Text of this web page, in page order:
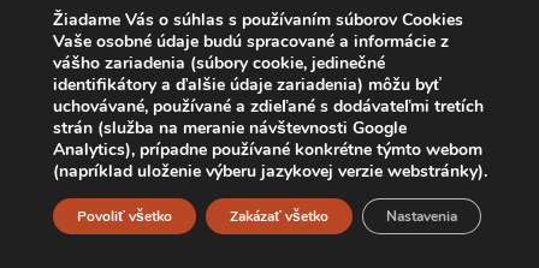
Elegancia a štýl, to nájdete práve na našej stránke.
kontakt@rdrss.sk
Možnosti platby
Copyright © 2024 Rdrss.sk | VytvorilContentPress
You've just added this product to the cart:
Žiadame Vás o súhlas s používaním súborov Cookies
Vaše osobné údaje budú spracované a informácie z
vášho zariadenia (súbory cookie, jedinečné
identifikátory a ďalšie údaje zariadenia) môžu byť
uchovávané, používané a zdieľané s dodávateľmi tretích
strán (služba na meranie návštevnosti Google
Analytics), prípadne používané konkrétne týmto webom
(napríklad uloženie výberu jazykovej verzie webstránky).
Povoliť všetko Zakázať všetko Nastavenia